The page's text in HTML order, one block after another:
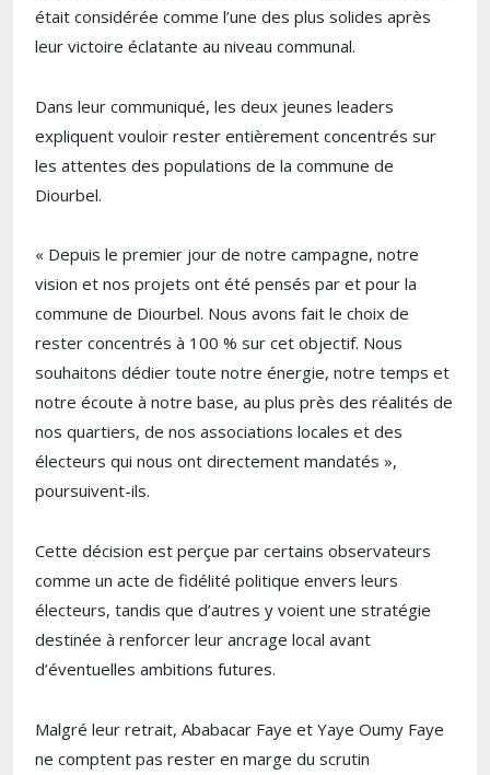
était considérée comme l’une des plus solides après
leur victoire éclatante au niveau communal.
Dans leur communiqué, les deux jeunes leaders
expliquent vouloir rester entièrement concentrés sur
les attentes des populations de la commune de
Diourbel.
« Depuis le premier jour de notre campagne, notre
vision et nos projets ont été pensés par et pour la
commune de Diourbel. Nous avons fait le choix de
rester concentrés à 100 % sur cet objectif. Nous
souhaitons dédier toute notre énergie, notre temps et
notre écoute à notre base, au plus près des réalités de
nos quartiers, de nos associations locales et des
électeurs qui nous ont directement mandatés »,
poursuivent-ils.
Cette décision est perçue par certains observateurs
comme un acte de fidélité politique envers leurs
électeurs, tandis que d’autres y voient une stratégie
destinée à renforcer leur ancrage local avant
d’éventuelles ambitions futures.
Malgré leur retrait, Ababacar Faye et Yaye Oumy Faye
ne comptent pas rester en marge du scrutin